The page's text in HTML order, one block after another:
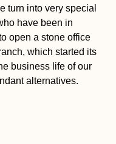
turn into very special
have been in
open a stone office
which started its
business life of our
alternatives.